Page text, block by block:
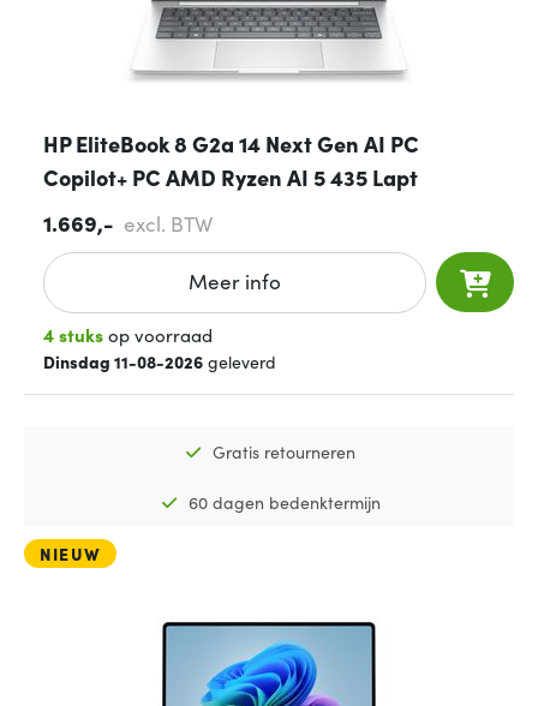
HP EliteBook 8 G2a 14 Next Gen AI PC
Copilot+ PC AMD Ryzen AI 5 435 Lapt
1.669,- excl. BTW
Meer info
4 stuksop voorraad
Dinsdag 11-08-2026 geleverd
Gratis retourneren
60 dagen bedenktermijn
NIEUW